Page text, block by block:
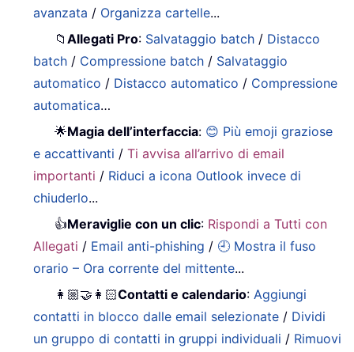
avanzata / Organizza cartelle...
📁Allegati Pro: Salvataggio batch / Distacco
batch / Compressione batch / Salvataggio
automatico / Distacco automatico / Compressione
automatica…
🌟Magia dell’interfaccia: 😊 Più emoji graziose
e accattivanti /Ti avvisa all’arrivo di email
importanti / Riduci a icona Outlook invece di
chiuderlo...
👍Meraviglie con un clic: Rispondi a Tutti con
Allegati / Email anti-phishing / 🕘 Mostra il fuso
orario – Ora corrente del mittente...
👩🏼‍🤝‍👩🏻Contatti e calendario:Aggiungi
contatti in blocco dalle email selezionate / Dividi
un gruppo di contatti in gruppi individuali / Rimuovi